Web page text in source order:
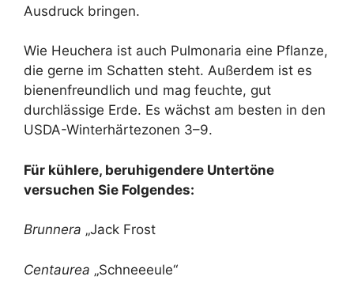
Ausdruck bringen.
Wie Heuchera ist auch Pulmonaria eine Pflanze,
die gerne im Schatten steht. Außerdem ist es
bienenfreundlich und mag feuchte, gut
durchlässige Erde. Es wächst am besten in den
USDA-Winterhärtezonen 3–9.
Für kühlere, beruhigendere Untertöne
versuchen Sie Folgendes:
Brunnera „Jack Frost
Centaurea „Schneeeule“